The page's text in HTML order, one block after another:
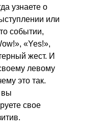
узнаете о
или
событии,
«Yes!»,
жест. И
левому
это так.
вы
свое